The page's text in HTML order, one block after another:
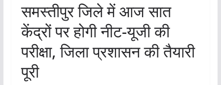
समस्तीपुर जिले में आज सात
केंद्रों पर होगी नीट-यूजी की
परीक्षा, जिला प्रशासन की तैयारी
पूरी